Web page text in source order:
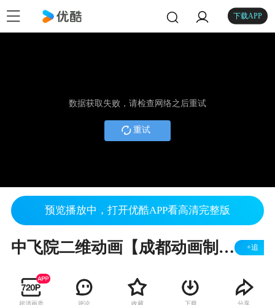
下载APP
数据获取失败，请检查网络之后重试
重试
预览播放中，打开优酷APP看高清完整版
中飞院二维动画【成都动画制作】教育动画【三谛魅影荣誉出品】 +追
超清画质 评论 收藏 下载 分享